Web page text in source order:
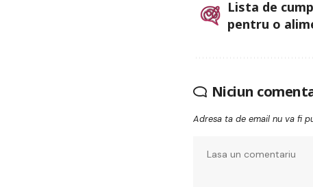
Lista de
pentru o
Niciun
Adresa ta de email nu va fi